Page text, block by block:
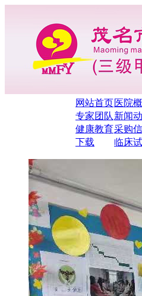
网站首页医院
专家团队 新闻
健康教育采购
下载
临床